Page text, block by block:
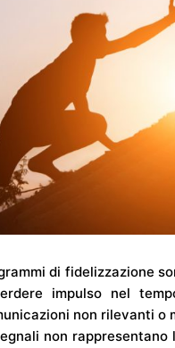
di fidelizzazione
impulso nel
non rilevanti o
non